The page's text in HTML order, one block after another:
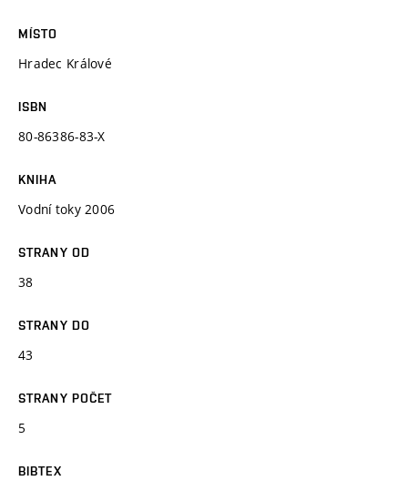
MÍSTO
Hradec Králové
ISBN
80-86386-83-X
KNIHA
Vodní toky 2006
STRANY OD
38
STRANY DO
43
STRANY POČET
5
BIBTEX